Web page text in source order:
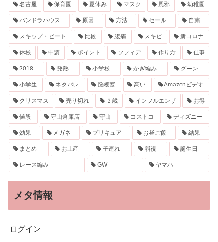
名古屋 保育園 夏休み マスク 風邪 幼稚園
パンドラハウス 原因 方法 セール 自粛
スキップ・ビート 比較 腹痛 スキビ 新コロナ
休校 申請 ポイント ソフィア 作り方 仕事
2018 発熱 小学校 かぎ編み グーン
小学生 ネタバレ 脳梗塞 高い Amazonビデオ
クリスマス 売り切れ ２歳 インフルエンザ お得
値段 守山倉庫店 守山 コストコ ディズニー
効果 メガネ プリキュア お昼ご飯 結果
まとめ お土産 子連れ 弱視 誕生日
レース編み GW ヤマハ
メタ情報
ログイン